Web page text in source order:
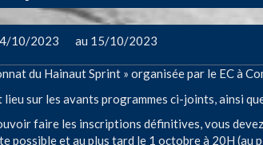
10/2023 15/10/2023
du Hainaut Sprint » organisée par le EC à
lieu sur les avants programmes ci-joints, ainsi
faire les inscriptions définitives, vous
possible et au plus tard le 1 octobre à 20H (au